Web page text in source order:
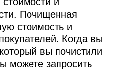
Почищенная
стоимость и
Когда вы
вы почистили
можете запросить